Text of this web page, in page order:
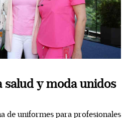
salud y moda unidos
de uniformes para profesionales